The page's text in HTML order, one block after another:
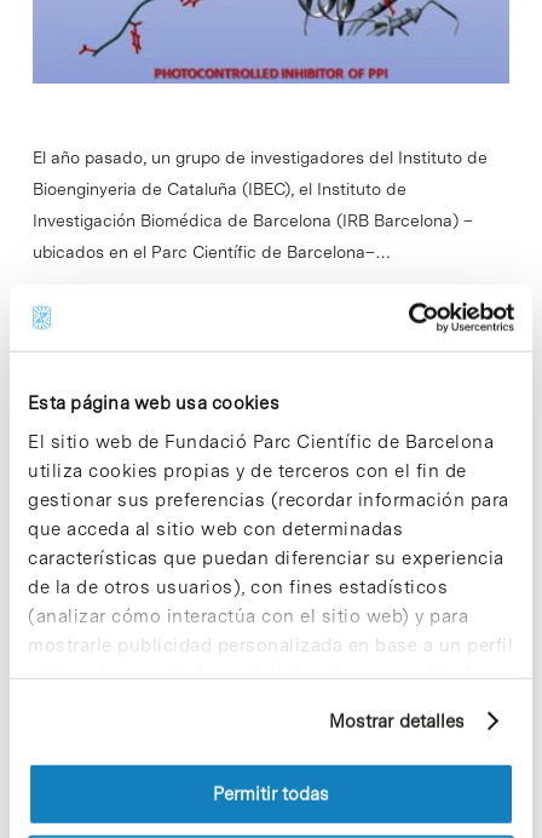
Esta página web usa cookies
El sitio web de Fundació Parc Científic de Barcelona
utiliza cookies propias y de terceros con el fin de
gestionar sus preferencias (recordar información para
que acceda al sitio web con determinadas
características que puedan diferenciar su experiencia
de la de otros usuarios), con fines estadísticos
(analizar cómo interactúa con el sitio web) y para
mostrarle publicidad personalizada en base a un perfil
elaborado a partir de sus hábitos de navegación (por
información sobre las cookies puede consultar
la Política de cookies del sitio web.
Mostrar detalles
Permitir todas
El año pasado, un grupo de investigadores del Instituto de
Bioenginyeria de Cataluña (IBEC), el Instituto de
Investigación Biomédica de Barcelona (IRB Barcelona) –
ubicados en el Parc Científic de Barcelona–…
Read More
Los mercados y la sostenibilidad
para un sector energético
competitivo, a debate en el III
Simposio Internacional Funseam